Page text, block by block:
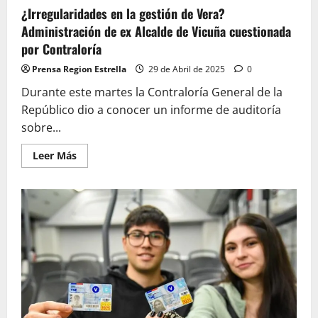
¿Irregularidades en la gestión de Vera?
Administración de ex Alcalde de Vicuña cuestionada
por Contraloría
Prensa Region Estrella 29 de Abril de 2025 0
Durante este martes la Contraloría General de la
Repúblico dio a conocer un informe de auditoría
sobre...
Leer MásLeer
más
¿Irregularidades
en
gestión
de
Vera?
Administración
de
ex
Alcalde
de
Vicuña
cuestionada